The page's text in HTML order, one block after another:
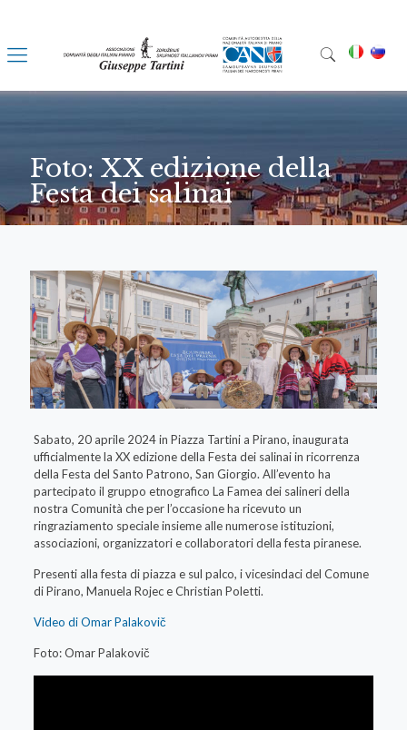
Foto: XX edizione della
Festa dei salinai
Sabato, 20 aprile 2024 in Piazza Tartini a Pirano, inaugurata
ufficialmente la XX edizione della Festa dei salinai in ricorrenza
della Festa del Santo Patrono, San Giorgio. All’evento ha
partecipato il gruppo etnografico La Famea dei salineri della
nostra Comunità che per l’occasione ha ricevuto un
ringraziamento speciale insieme alle numerose istituzioni,
associazioni, organizzatori e collaboratori della festa piranese.
Presenti alla festa di piazza e sul palco, i vicesindaci del Comune
di Pirano, Manuela Rojec e Christian Poletti.
Video di Omar Palakovič
Foto: Omar Palakovič